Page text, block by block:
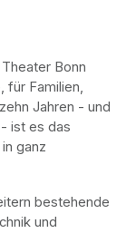
Bonn
für Familien,
Jahren - und
ist es das
ganz
bestehende
und